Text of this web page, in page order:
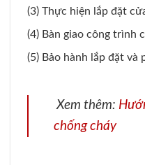
(3) Thực hiện lắp đặt
(4) Bàn giao công trình
(5) Bảo hành lắp đặt và
Xem thêm:
chống cháy